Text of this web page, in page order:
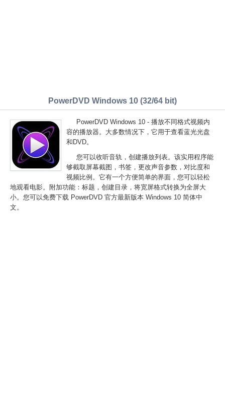
PowerDVD Windows 10 (32/64 bit)
PowerDVD Windows 10 - 播放不同格式视频内
容的播放器。大多数情况下，它用于查看蓝光光盘
和DVD。
您可以收听音轨，创建播放列表。该实用程序能
够截取屏幕截图，书签，更改声音参数，对比度和
视频比例。它有一个方便简单的界面，您可以轻松
地观看电影。附加功能：标题，创建目录，将宽屏格式转换为全屏大
小。您可以免费下载 PowerDVD 官方最新版本 Windows 10 简体中
文。